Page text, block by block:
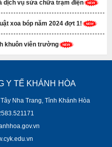
dịch vụ sửa chữa trạm điện
xoa bóp năm 2024 đợt 1!
khuôn viên trường
Y TẾ KHÁNH HÒA
Nha Trang, Tỉnh Khánh Hòa